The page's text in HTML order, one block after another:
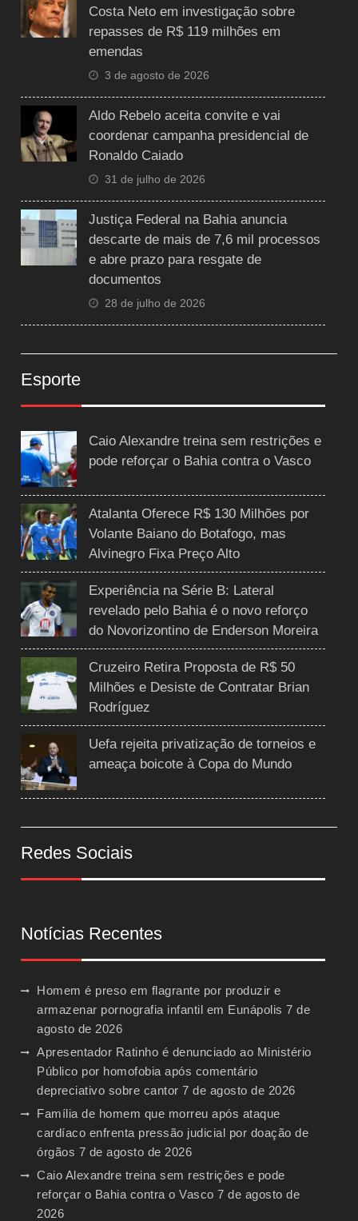
Costa Neto em investigação sobre
repasses de R$ 119 milhões em
emendas
3 de agosto de 2026
Aldo Rebelo aceita convite e vai
coordenar campanha presidencial de
Ronaldo Caiado
31 de julho de 2026
Justiça Federal na Bahia anuncia
descarte de mais de 7,6 mil processos
e abre prazo para resgate de
documentos
28 de julho de 2026
Esporte
Caio Alexandre treina sem restrições e
pode reforçar o Bahia contra o Vasco
Atalanta Oferece R$ 130 Milhões por
Volante Baiano do Botafogo, mas
Alvinegro Fixa Preço Alto
Experiência na Série B: Lateral
revelado pelo Bahia é o novo reforço
do Novorizontino de Enderson Moreira
Cruzeiro Retira Proposta de R$ 50
Milhões e Desiste de Contratar Brian
Rodríguez
Uefa rejeita privatização de torneios e
ameaça boicote à Copa do Mundo
Redes Sociais
Notícias Recentes
Homem é preso em flagrante por produzir e
armazenar pornografia infantil em Eunápolis 7 de
agosto de 2026
Apresentador Ratinho é denunciado ao Ministério
Público por homofobia após comentário
depreciativo sobre cantor 7 de agosto de 2026
Família de homem que morreu após ataque
cardíaco enfrenta pressão judicial por doação de
órgãos 7 de agosto de 2026
Caio Alexandre treina sem restrições e pode
reforçar o Bahia contra o Vasco 7 de agosto de
2026